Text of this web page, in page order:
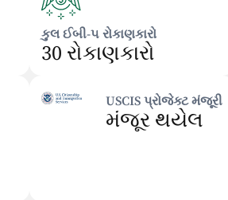
કુલ ઈબી-૫ રોકાણકારો
30 રોકાણકારો
USCIS પ્રોજેક્ટ મંજૂરી
મંજૂર થયેલ